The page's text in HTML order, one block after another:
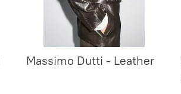
Massimo Dutti - Leather